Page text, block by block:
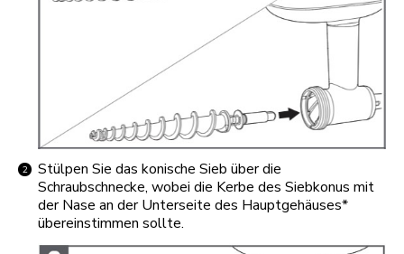
Stülpen Sie das konische Sieb über die
Schraubschnecke, wobei die Kerbe des Siebkonus mit
der Nase an der Unterseite des Hauptgehäuses*
übereinstimmen sollte.